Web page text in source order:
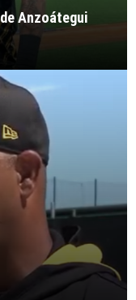
Anzoátegui